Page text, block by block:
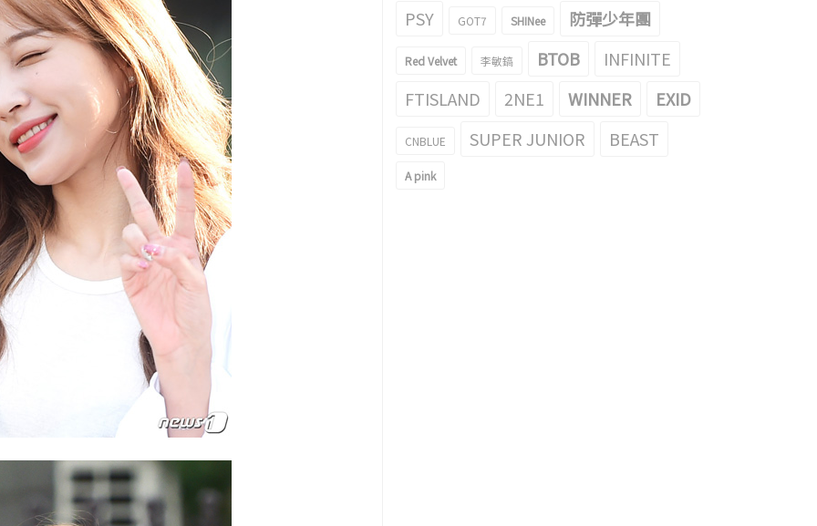
PSY
GOT7 SHINee 防彈少年團
Red Velvet 李敏鎬 BTOB
INFINITE
FTISLAND
2NE1 WINNER EXID
CNBLUE SUPER JUNIOR BEAST
A pink